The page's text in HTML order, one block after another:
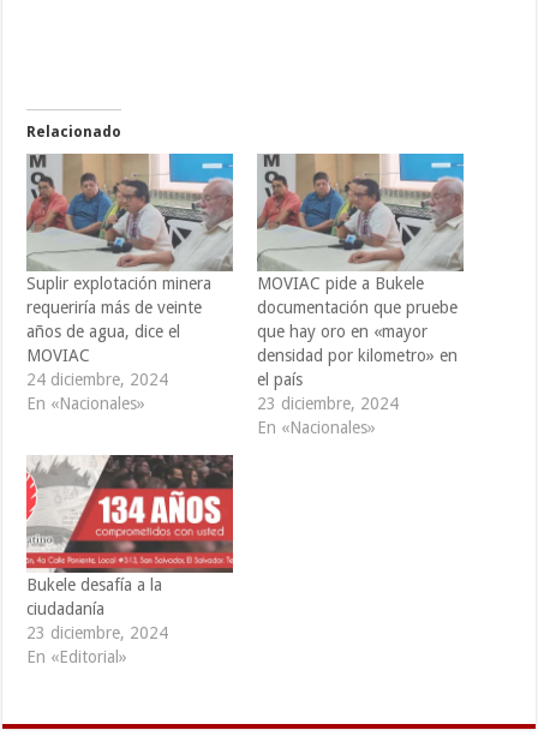
Relacionado
Suplir explotación minera
requeriría más de veinte
años de agua, dice el
MOVIAC
24 diciembre, 2024
En «Nacionales»
MOVIAC pide a Bukele
documentación que pruebe
que hay oro en «mayor
densidad por kilometro» en
el país
23 diciembre, 2024
En «Nacionales»
Bukele desafía a la
ciudadanía
23 diciembre, 2024
En «Editorial»